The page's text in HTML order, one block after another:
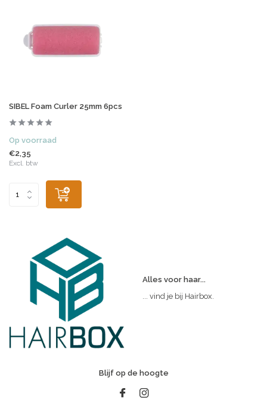
SIBEL Foam Curler 25mm 6pcs
Op voorraad
€2,35
Excl. btw
Alles voor haar...
... vind je bij Hairbox.
Blijf op de hoogte